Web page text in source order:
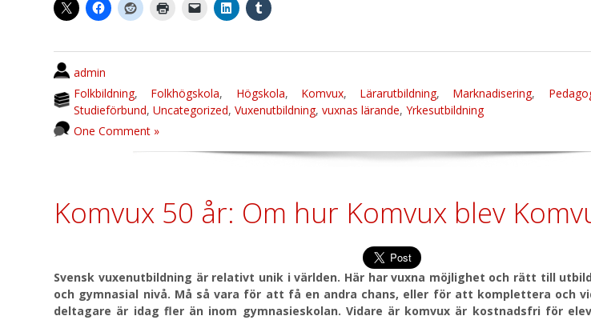
admin
Folkbildning, Folkhögskola, Högskola, Komvux, Lärarutbildning, Marknadisering,
Studieförbund,Uncategorized,Vuxenutbildning,vuxnas lärande,Yrkesutbildning
One Comment »
Komvux 50 år: Om hur Komvux blev
Svensk vuxenutbildning är relativt unik i världen. Här har vuxna möjlighet och rätt till
och gymnasial nivå. Må så vara för att få en andra chans, eller för att komplettera och
deltagare är idag fler än inom gymnasieskolan. Vidare är komvux är kostnadsfri för